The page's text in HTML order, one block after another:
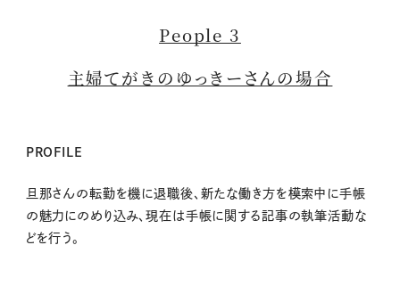
People 3
主婦てがきのゆっきーさんの場合
PROFILE
旦那さんの転勤を機に退職後、新たな働き方を模索中に手帳
の魅力にのめり込み、現在は手帳に関する記事の執筆活動な
どを行う。